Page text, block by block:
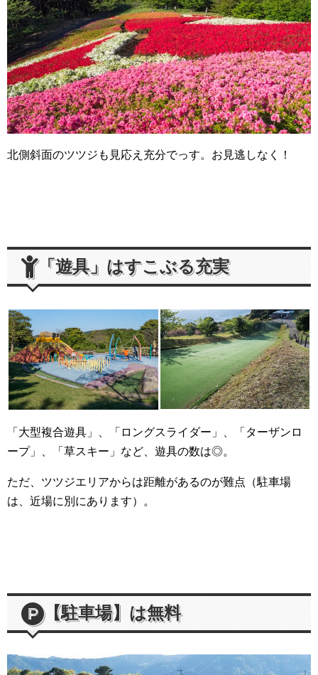
北側斜面のツツジも見応え充分でっす。お見逃しなく！
「遊具」はすこぶる充実
「大型複合遊具」、「ロングスライダー」、「ターザンロ
ープ」、「草スキー」など、遊具の数は◎。
ただ、ツツジエリアからは距離があるのが難点（駐車場
は、近場に別にあります）。
【駐車場】は無料